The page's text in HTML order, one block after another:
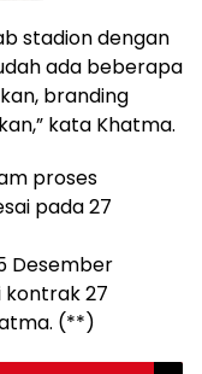
stadion dengan
ada beberapa
branding
kata Khatma.
proses
pada 27
Desember
kontrak 27
(**)